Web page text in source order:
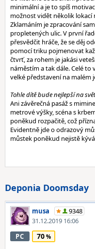
minimální a je to spíš
možnost vidět několik lokací
Zklamáním je zpracování
propletených ulic. V první
přesvědčit hráče, že se děj
pomocí triku pojmenovat
čtvrť, za rohem je jakási
náměstím a tak dále. Celé to
velké představení na malém
Tohle dítě bude nejlepší na
Ani závěrečná pasáž s
metrové výšky, scéna s
poněkud rozpačitě, což
Evidentně jde o odrazový
můstek poněkud nejistě
Deponia Doomsday
musa
9348
31.12.2019 16:06
PC 70